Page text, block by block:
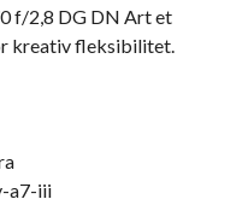
f/2,8 DG DN Art et
kreativ fleksibilitet.
a7-iii